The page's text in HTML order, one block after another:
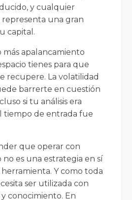
y cualquier
una gran
capital.
más apalancamiento
tienes para que
recupere. La volatilidad
barrerte en cuestión
si tu análisis era
tiempo de entrada fue
que operar con
es una estrategia en sí
herramienta. Y como toda
ser utilizada con
conocimiento. En